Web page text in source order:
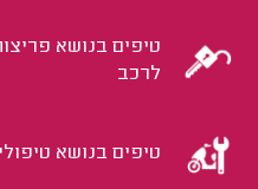
טיפים בנושא
לרכב
טיפים בנושא